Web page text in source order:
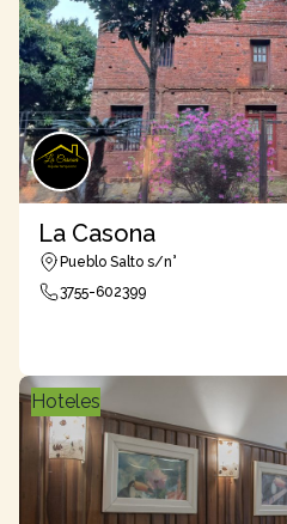
La Casona
Pueblo Salto s/n°
3755-602399
Hoteles